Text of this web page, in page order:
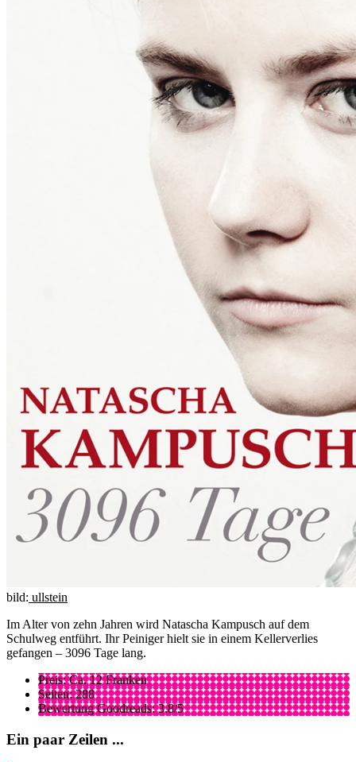
bild: ullstein
Im Alter von zehn Jahren wird Natascha Kampusch auf dem
Schulweg entführt. Ihr Peiniger hielt sie in einem Kellerverlies
gefangen – 3096 Tage lang.
Preis: Ca. 12 Franken
Seiten: 288
Bewertung Goodreads: 3.8/5
Ein paar Zeilen ...